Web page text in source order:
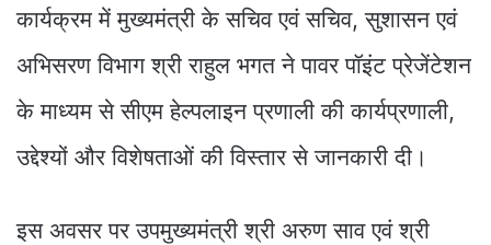
कार्यक्रम में मुख्यमंत्री के सचिव एवं सचिव, सुशासन एवं
अभिसरण विभाग श्री राहुल भगत ने पावर पॉइंट प्रेजेंटेशन
के माध्यम से सीएम हेल्पलाइन प्रणाली की कार्यप्रणाली,
उद्देश्यों और विशेषताओं की विस्तार से जानकारी दी।
इस अवसर पर उपमुख्यमंत्री श्री अरुण साव एवं श्री